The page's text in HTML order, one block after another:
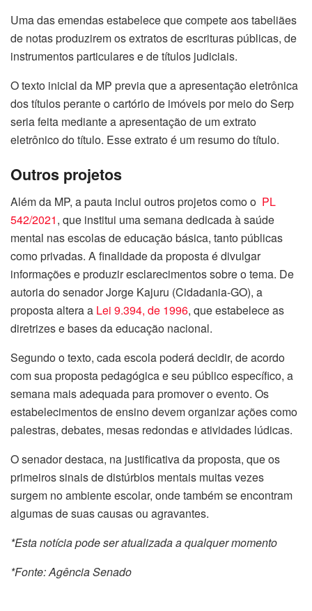
Uma das emendas estabelece que compete aos tabeliães
de notas produzirem os extratos de escrituras públicas, de
instrumentos particulares e de títulos judiciais.
O texto inicial da MP previa que a apresentação eletrônica
dos títulos perante o cartório de imóveis por meio do Serp
seria feita mediante a apresentação de um extrato
eletrônico do título. Esse extrato é um resumo do título.
Outros projetos
Além da MP, a pauta inclui outros projetos como o PL
542/2021, que institui uma semana dedicada à saúde
mental nas escolas de educação básica, tanto públicas
como privadas. A finalidade da proposta é divulgar
informações e produzir esclarecimentos sobre o tema. De
autoria do senador Jorge Kajuru (Cidadania-GO), a
proposta altera a Lei 9.394, de 1996, que estabelece as
diretrizes e bases da educação nacional.
Segundo o texto, cada escola poderá decidir, de acordo
com sua proposta pedagógica e seu público específico, a
semana mais adequada para promover o evento. Os
estabelecimentos de ensino devem organizar ações como
palestras, debates, mesas redondas e atividades lúdicas.
O senador destaca, na justificativa da proposta, que os
primeiros sinais de distúrbios mentais muitas vezes
surgem no ambiente escolar, onde também se encontram
algumas de suas causas ou agravantes.
*Esta notícia pode ser atualizada a qualquer momento
*Fonte: Agência Senado